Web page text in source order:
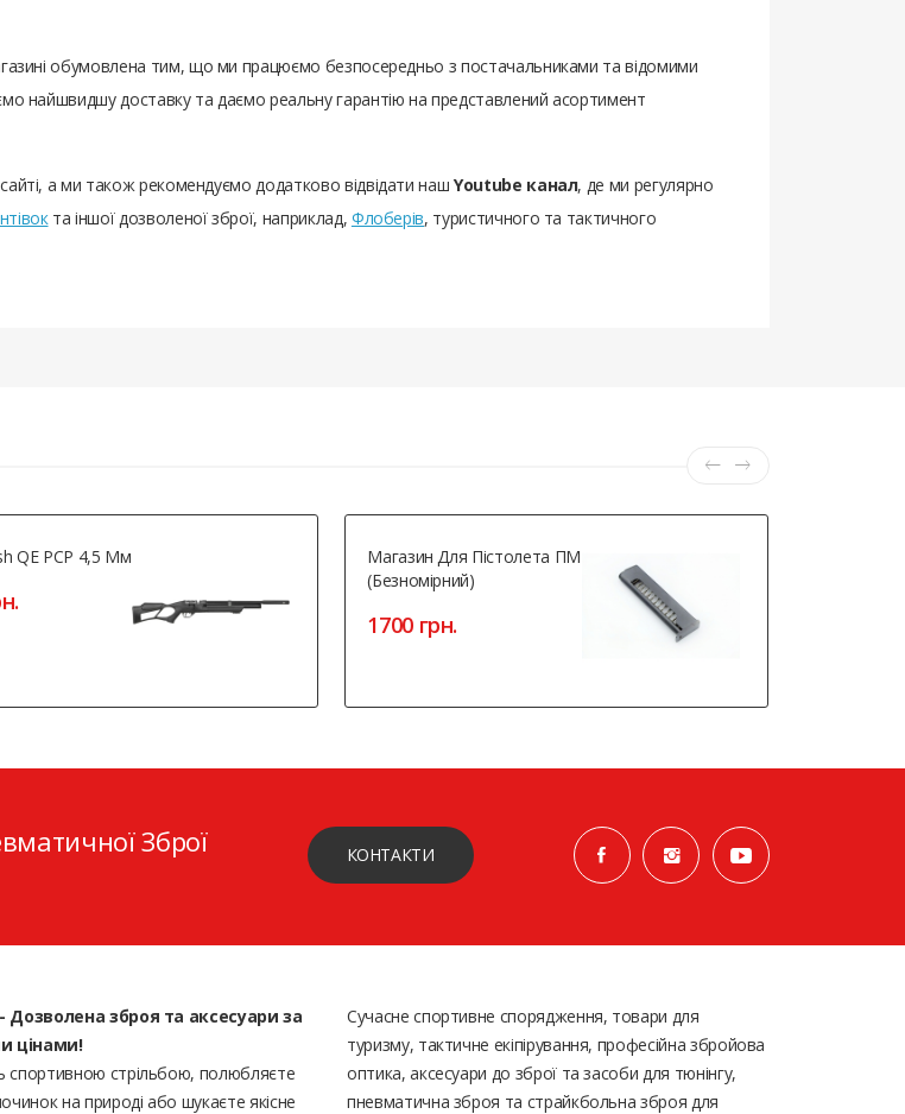
обумовлена ​​тим, що ми працюємо безпосередньо з постачальниками та відомими
найшвидшу доставку та даємо реальну гарантію на представлений асортимент
а ми також рекомендуємо додатково відвідати наш Youtube канал, де ми регулярно
та іншої дозволеної зброї, наприклад, Флоберів, туристичного та тактичного
QE PCP 4,5 Мм
Магазин Для Пістолета ПМ
(безномірний)
1700 грн.
Зброї КОНТАКТИ
- Дозволена зброя та аксесуари за
цінами!
спортивною стрільбою, полюбляєте
на природі або шукаєте якісне
Сучасне спортивне спорядження, товари для
туризму, тактичне екіпірування, професійна збройова
оптика, аксесуари до зброї та засоби для тюнінгу,
пневматична зброя та страйкбольна зброя для